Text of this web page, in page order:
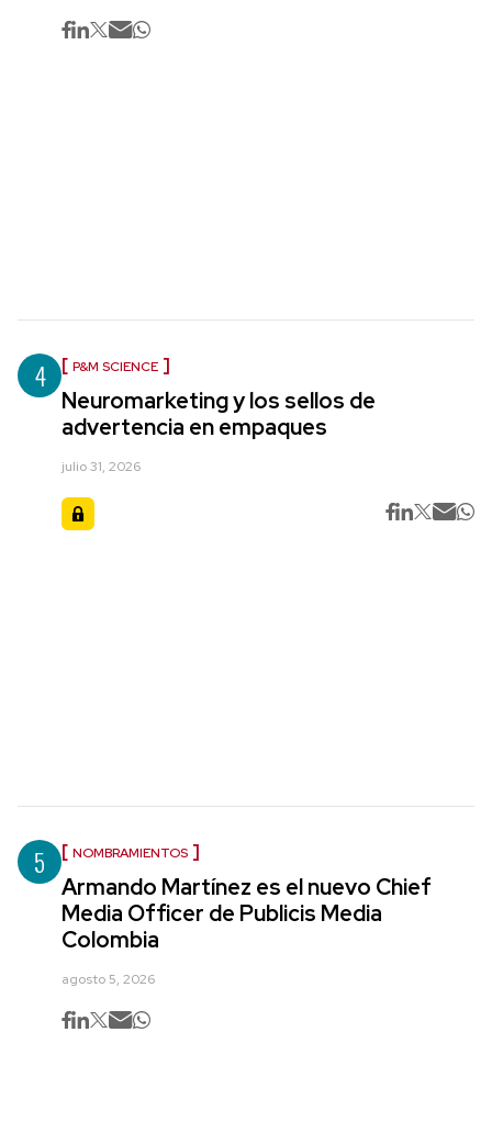
4 P&M SCIENCE
Neuromarketing y los sellos de
advertencia en empaques
julio 31, 2026
5 NOMBRAMIENTOS
Armando Martínez es el nuevo Chief
Media Officer de Publicis Media
Colombia
agosto 5, 2026